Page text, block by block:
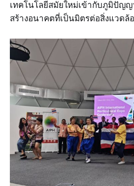
เทคโนโลยีสมัยใหม่เข้ากับภูมิปัญญ
สร้างอนาคตที่เป็นมิตรต่อสิ่งแวดล้